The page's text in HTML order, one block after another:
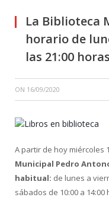
La Biblioteca
horario de
las 21:00 horas
ON 16/09/2020
A partir de hoy miércoles
Municipal Pedro
habitual: de lunes a
sábados de 10:00 a 14:00